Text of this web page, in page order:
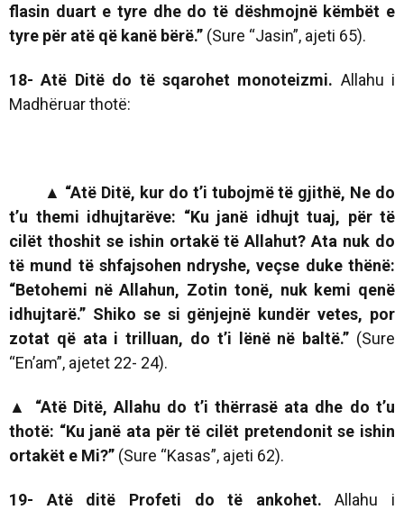
flasin duart e tyre dhe do të dëshmojnë këmbët e
tyre për atë që kanë bërë.” (Sure “Jasin”, ajeti 65).
18- Atë Ditë do të sqarohet monoteizmi. Allahu i
Madhëruar thotë:
▲ “Atë Ditë, kur do t’i tubojmë të gjithë, Ne do
t’u themi idhujtarëve: “Ku janë idhujt tuaj, për të
cilët thoshit se ishin ortakë të Allahut? Ata nuk do
të mund të shfajsohen ndryshe, veçse duke thënë:
“Betohemi në Allahun, Zotin tonë, nuk kemi qenë
idhujtarë.” Shiko se si gënjejnë kundër vetes, por
zotat që ata i trilluan, do t’i lënë në baltë.” (Sure
“En’am”, ajetet 22- 24).
▲
“Atë Ditë, Allahu do t’i thërrasë ata dhe do t’u
thotë: “Ku janë ata për të cilët pretendonit se ishin
ortakët e Mi?” (Sure “Kasas”, ajeti 62).
19- Atë ditë Profeti do të ankohet.Allahu i